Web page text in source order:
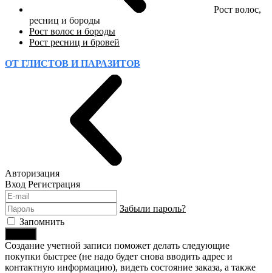
Рост волос,
ресниц и бороды
Рост волос и бороды
Рост ресниц и бровей
ОТ ГЛИСТОВ И ПАРАЗИТОВ
Авторизация
Вход Регистрация
Забыли пароль?
Запомнить
Создание учетной записи поможет делать следующие
покупки быстрее (не надо будет снова вводить адрес и
контактную информацию), видеть состояние заказа, а также